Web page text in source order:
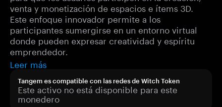
venta y monetización de espacios e ítems 3D.
Este enfoque innovador permite a los
participantes sumergirse en un entorno virtual
donde pueden expresar creatividad y espíritu
emprendedor.
Leer más
Tangem es compatible con las redes de Witch Token
Este activo no está disponible para este
monedero